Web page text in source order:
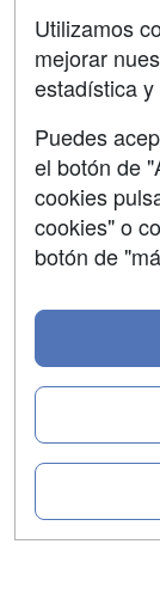
Contactar
Aviso legal
Copyleft
Utilizamos
mejorar
estadística
Puedes
el botón de
cookies
cookies" o
botón de